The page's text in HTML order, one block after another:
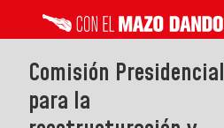
Comisión Presidencial
para la